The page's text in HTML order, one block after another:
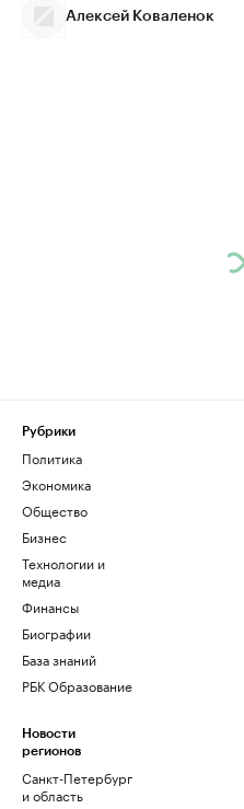
Алексей Коваленок
Рубрики
Политика
Экономика
Общество
Бизнес
Технологии и
медиа
Финансы
Биографии
База знаний
РБК Образование
Новости
регионов
Санкт-Петербург
и область